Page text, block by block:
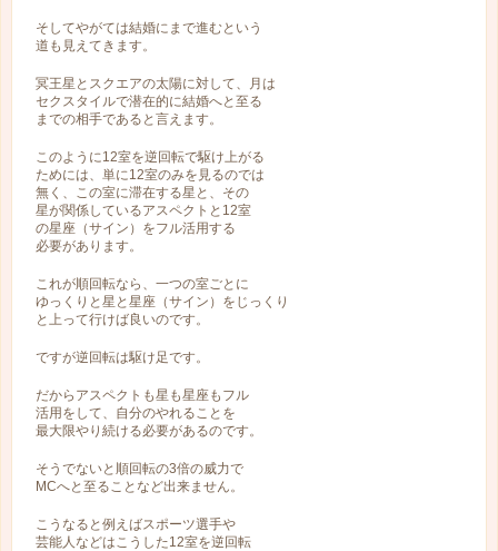
そしてやがては結婚にまで進むという
道も見えてきます。
冥王星とスクエアの太陽に対して、月は
セクスタイルで潜在的に結婚へと至る
までの相手であると言えます。
このように12室を逆回転で駆け上がる
ためには、単に12室のみを見るのでは
無く、この室に滞在する星と、その
星が関係しているアスペクトと12室
の星座（サイン）をフル活用する
必要があります。
これが順回転なら、一つの室ごとに
ゆっくりと星と星座（サイン）をじっくり
と上って行けば良いのです。
ですが逆回転は駆け足です。
だからアスペクトも星も星座もフル
活用をして、自分のやれることを
最大限やり続ける必要があるのです。
そうでないと順回転の3倍の威力で
MCへと至ることなど出来ません。
こうなると例えばスポーツ選手や
芸能人などはこうした12室を逆回転